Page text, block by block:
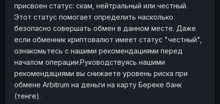
присвоен статус: скам, нейтральный или честный.
Этот статус помогает определить насколько
безопасно совершать обмен в данном месте. Даже
если обменник криптовалют имеет статус "честный",
ознакомьтесь с нашими рекомендациями перед
началом операции.Руководствуясь нашими
рекомендациями вы снижаете уровень риска при
обмене Arbitrum на деньги на карту Береке банк
(тенге).